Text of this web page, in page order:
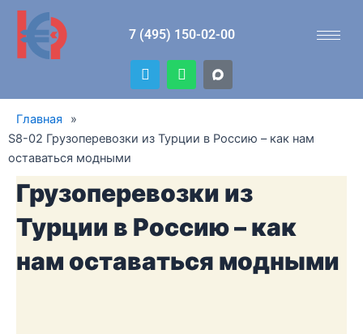
Перейти
содержимому
7 (495) 150-02-00
T
e
l
r
W
h
a
a
Главная
»
S8-02 Грузоперевозки из Турции в Россию – как нам
оставаться модными
Грузоперевозки из
Турции в Россию – как
нам оставаться модными